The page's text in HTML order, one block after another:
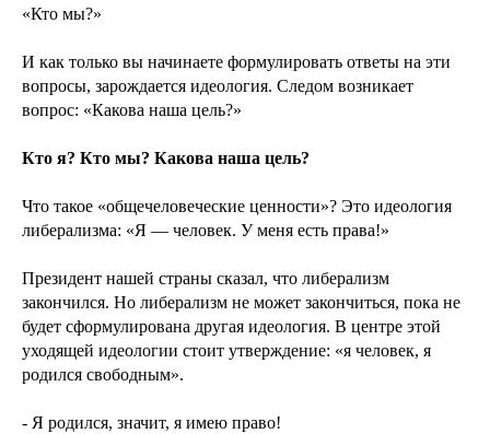
«Кто мы?»
И как только вы начинаете формулировать ответы на эти
вопросы, зарождается идеология. Следом возникает
вопрос: «Какова наша цель?»
Кто я? Кто мы? Какова наша цель?
Что такое «общечеловеческие ценности»? Это идеология
либерализма: «Я — человек. У меня есть права!»
Президент нашей страны сказал, что либерализм
закончился. Но либерализм не может закончиться, пока не
будет сформулирована другая идеология. В центре этой
уходящей идеологии стоит утверждение: «я человек, я
родился свободным».
- Я родился, значит, я имею право!